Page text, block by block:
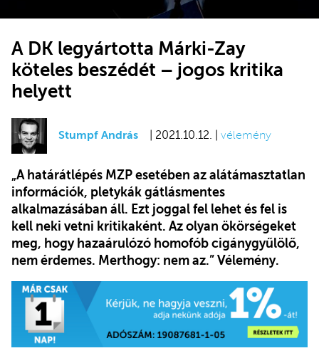
A DK legyártotta Márki-Zay
köteles beszédét – jogos kritika
helyett
Stumpf András | 2021.10.12. | vélemény
„A határátlépés MZP esetében az alátámasztatlan
információk, pletykák gátlásmentes
alkalmazásában áll. Ezt joggal fel lehet és fel is
kell neki vetni kritikaként. Az olyan ökörségeket
meg, hogy hazaárulózó homofób cigánygyűlölő,
nem érdemes. Merthogy: nem az.” Vélemény.